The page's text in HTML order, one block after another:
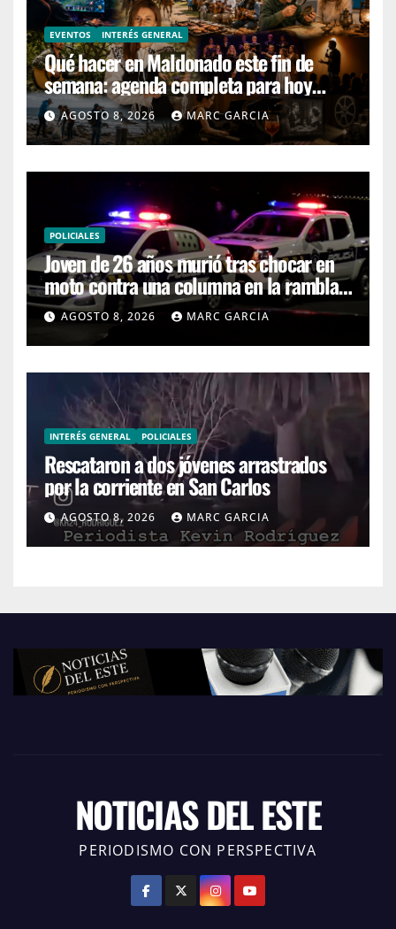
EVENTOS INTERÉS GENERAL
Qué hacer en Maldonado este fin de
semana: agenda completa para hoy
sábado y mañana domingo
AGOSTO 8, 2026 MARC GARCIA
POLICIALES
Joven de 26 años murió tras chocar en
moto contra una columna en la rambla
Mansa
AGOSTO 8, 2026 MARC GARCIA
INTERÉS GENERAL POLICIALES
Rescataron a dos jóvenes arrastrados
por la corriente en San Carlos
AGOSTO 8, 2026 MARC GARCIA
NOTICIAS DEL ESTE
PERIODISMO CON PERSPECTIVA